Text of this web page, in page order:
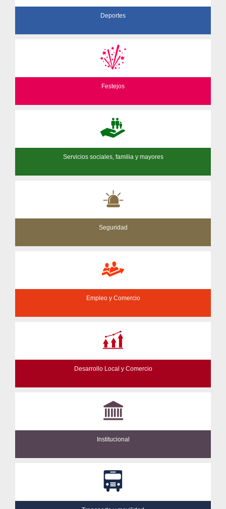
Deportes
Festejos
Servicios sociales, familia y mayores
Seguridad
Empleo y Comercio
Desarrollo Local y Comercio
Institucional